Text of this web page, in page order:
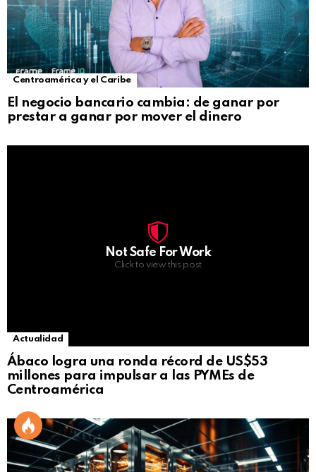
Centroamérica y el Caribe
El negocio bancario cambia: de ganar por
prestar a ganar por mover el dinero
Not Safe For Work
Click to view this post
Actualidad
Ábaco logra una ronda récord de US$53
millones para impulsar a las PYMEs de
Centroamérica